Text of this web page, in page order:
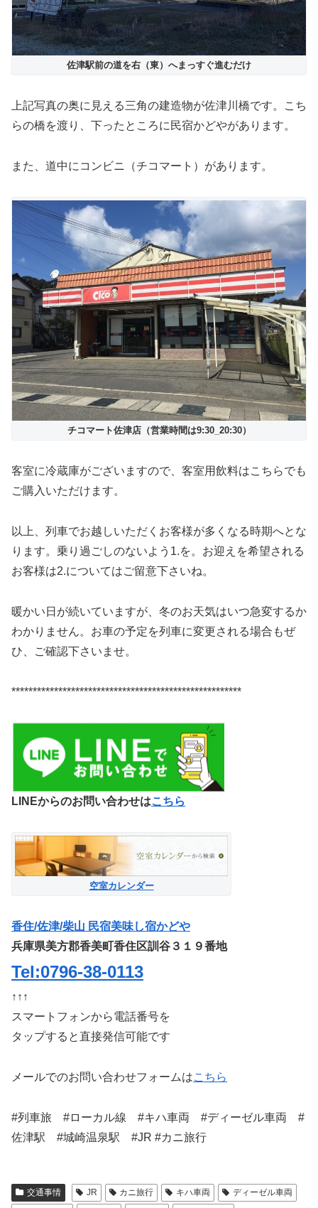
佐津駅前の道を右（東）へまっすぐ進むだけ
上記写真の奥に見える三角の建造物が佐津川橋です。こち
らの橋を渡り、下ったところに民宿かどやがあります。
また、道中にコンビニ（チコマート）があります。
チコマート佐津店（営業時間は9:30_20:30）
客室に冷蔵庫がございますので、客室用飲料はこちらでも
ご購入いただけます。
以上、列車でお越しいただくお客様が多くなる時期へとな
ります。乗り過ごしのないよう1.を。お迎えを希望される
お客様は2.についてはご留意下さいね。
暖かい日が続いていますが、冬のお天気はいつ急変するか
わかりません。お車の予定を列車に変更される場合もぜ
ひ、ご確認下さいませ。
******************************************************
LINEからのお問い合わせはこちら
空室カレンダー
香住/佐津/柴山 民宿美味し宿かどや
兵庫県美方郡香美町香住区訓谷３１９番地
Tel:0796-38-0113
↑↑↑
スマートフォンから電話番号を
タップすると直接発信可能です
メールでのお問い合わせフォームはこちら
#列車旅 #ローカル線 #キハ車両 #ディーゼル車両 #
佐津駅 #城崎温泉駅 #JR #カニ旅行
交通事情 JR カニ旅行 キハ車両
ディーゼル車両